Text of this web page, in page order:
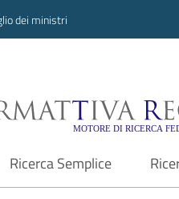
dei ministri
Ricerca Semplice